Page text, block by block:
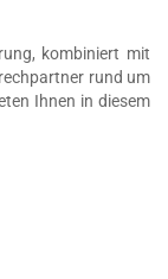
kombiniert mit
rund um
Ihnen in diesem